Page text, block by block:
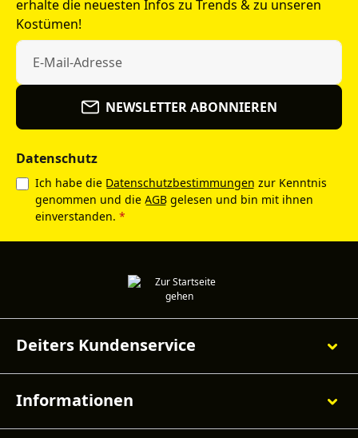
erhalte die neuesten Infos zu Trends & zu unseren
Kostümen!
NEWSLETTER ABONNIEREN
Datenschutz
Ich habe die Datenschutzbestimmungen zur Kenntnis
genommen und die AGB gelesen und bin mit ihnen
einverstanden. *
Deiters Kundenservice
Informationen